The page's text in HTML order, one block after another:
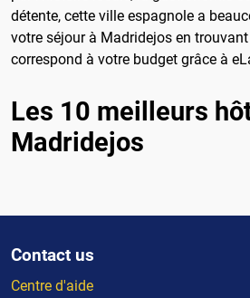
détente, cette ville espagnole a
votre séjour à Madridejos en
correspond à votre budget grâce à
Les 10 meilleurs
Madridejos
Contact us
Centre d'aide